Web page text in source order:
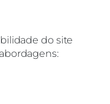
do site